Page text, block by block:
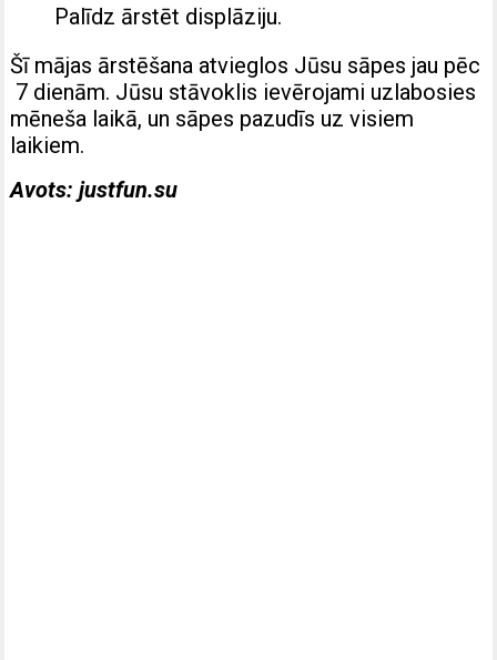
Palīdz ārstēt displāziju.
Šī mājas ārstēšana atvieglos Jūsu sāpes jau pēc
7 dienām. Jūsu stāvoklis ievērojami uzlabosies
mēneša laikā, un sāpes pazudīs uz visiem
laikiem.
Avots: justfun.su